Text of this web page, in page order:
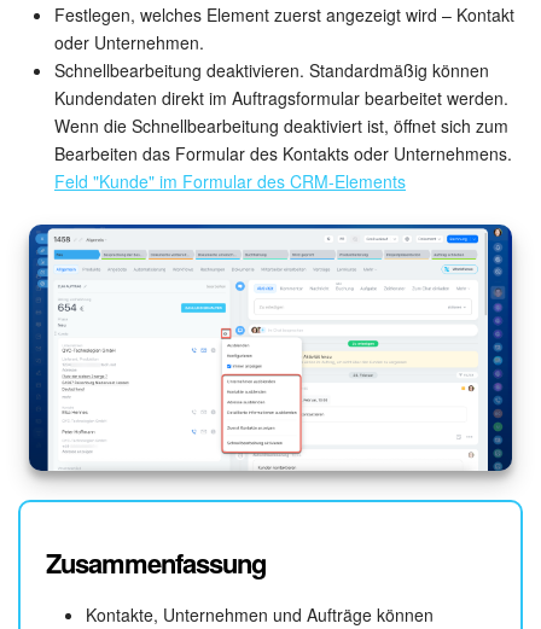
Festlegen, welches Element zuerst angezeigt wird – Kontakt
oder Unternehmen.
Schnellbearbeitung deaktivieren. Standardmäßig können
Kundendaten direkt im Auftragsformular bearbeitet werden.
Wenn die Schnellbearbeitung deaktiviert ist, öffnet sich zum
Bearbeiten das Formular des Kontakts oder Unternehmens.
Feld "Kunde" im Formular des CRM-Elements
Zusammenfassung
Kontakte, Unternehmen und Aufträge können